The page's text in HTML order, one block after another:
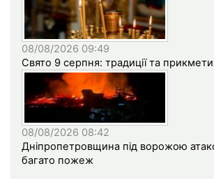
08/08/2026 09:49
Свято 9 серпня: традиції та
08/08/2026 08:42
Дніпропетровщина під ворожою
багато пожеж